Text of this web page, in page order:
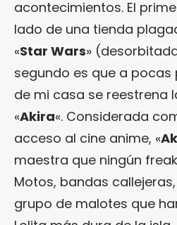
acontecimientos. El
lado de una tienda
«Star Wars»
segundo es que a
de mi casa se reestrena
«Akira«. Considerada
acceso al cine anime, «
maestra que ningún
Motos, bandas
grupo de malotes que